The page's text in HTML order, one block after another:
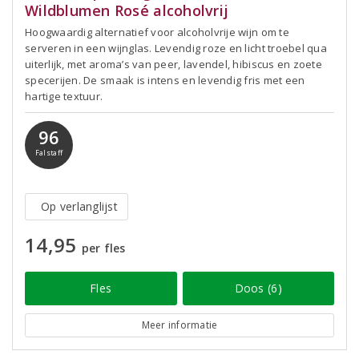
Wildblumen Rosé alcoholvrij
Hoogwaardig alternatief voor alcoholvrije wijn om te
serveren in een wijnglas. Levendig roze en licht troebel qua
uiterlijk, met aroma’s van peer, lavendel, hibiscus en zoete
specerijen. De smaak is intens en levendig fris met een
hartige textuur.
96
Falstaff
Op verlanglijst
14,95 per fles
Fles Doos (6)
Meer informatie